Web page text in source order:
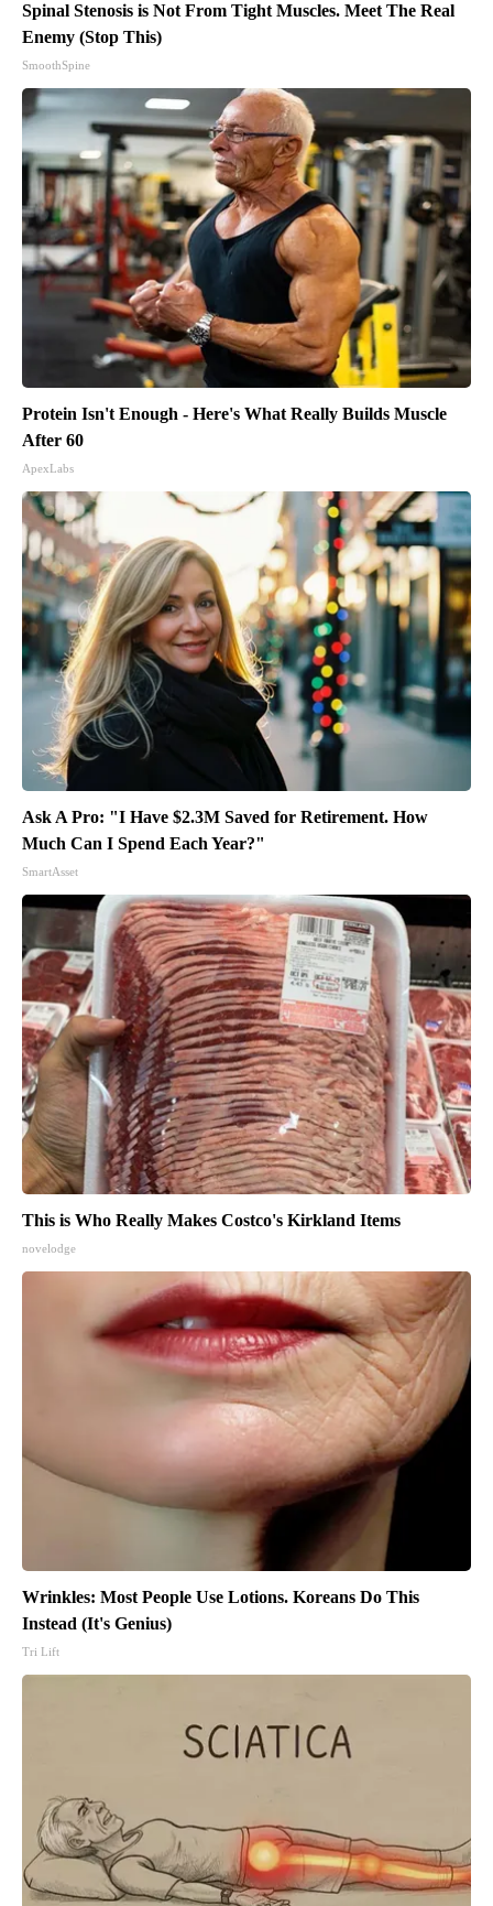
Spinal Stenosis is Not From Tight Muscles. Meet The Real
Enemy (Stop This)
SmoothSpine
Protein Isn't Enough - Here's What Really Builds Muscle
After 60
ApexLabs
Ask A Pro: "I Have $2.3M Saved for Retirement. How
Much Can I Spend Each Year?"
SmartAsset
This is Who Really Makes Costco's Kirkland Items
novelodge
Wrinkles: Most People Use Lotions. Koreans Do This
Instead (It's Genius)
Tri Lift